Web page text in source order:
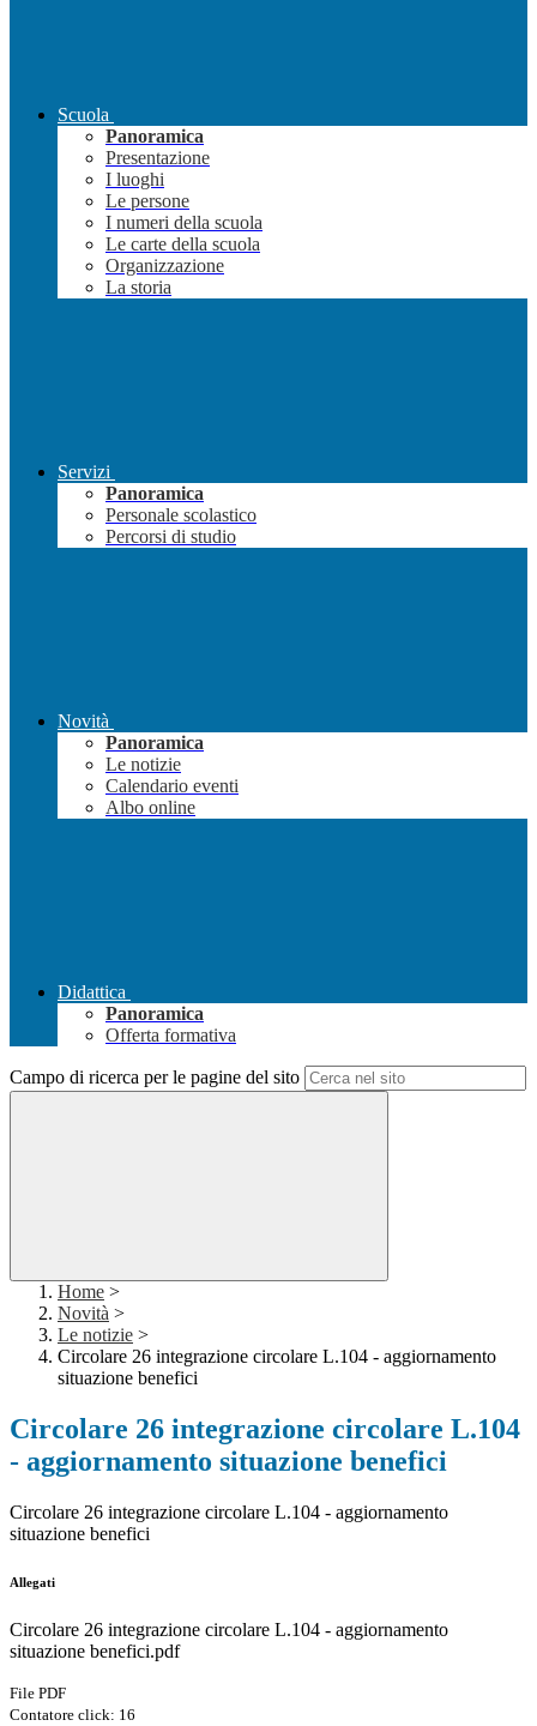
Scuola
Panoramica
Presentazione
I luoghi
Le persone
I numeri della scuola
Le carte della scuola
Organizzazione
La storia
Servizi
Panoramica
Personale scolastico
Percorsi di studio
Novità
Panoramica
Le notizie
Calendario eventi
Albo online
Didattica
Panoramica
Offerta formativa
Campo di ricerca per le pagine del sito
Home >
Novità >
Le notizie >
Circolare 26 integrazione circolare L.104 - aggiornamento
situazione benefici
Circolare 26 integrazione circolare L.104
- aggiornamento situazione benefici
Circolare 26 integrazione circolare L.104 - aggiornamento
situazione benefici
Allegati
Circolare 26 integrazione circolare L.104 - aggiornamento
situazione benefici.pdf
File PDF
Contatore click: 16